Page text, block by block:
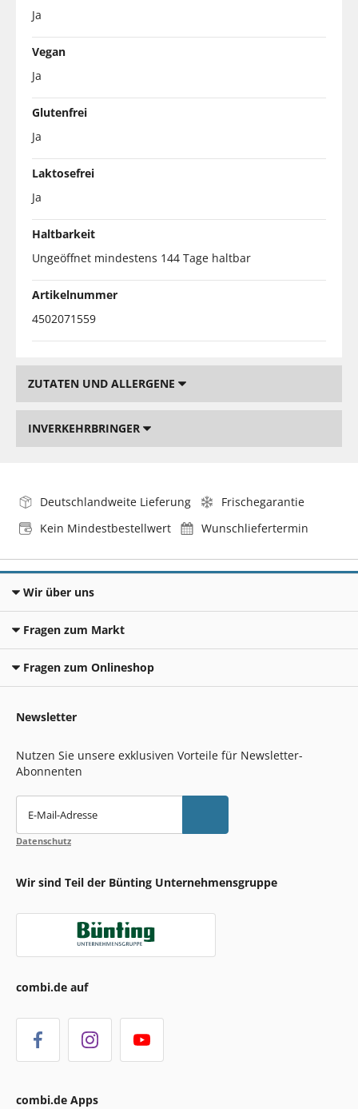
Ja
Vegan
Ja
Glutenfrei
Ja
Laktosefrei
Ja
Haltbarkeit
Ungeöffnet mindestens 144 Tage haltbar
Artikelnummer
4502071559
ZUTATEN UND ALLERGENE
INVERKEHRBRINGER
Deutschlandweite Lieferung
Frischegarantie
Kein Mindestbestellwert
Wunschliefertermin
Wir über uns
Fragen zum Markt
Fragen zum Onlineshop
Newsletter
Nutzen Sie unsere exklusiven Vorteile für Newsletter-
Abonnenten
E-Mail-Adresse
Datenschutz
Wir sind Teil der Bünting Unternehmensgruppe
combi.de auf
combi.de Apps